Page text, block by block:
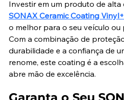
Investir em um produto de alta
SONAX Ceramic Coating
o melhor para o seu veículo ou
Com a combinação de
durabilidade e a confiança de
renome, este coating é a
abre mão de excelência.